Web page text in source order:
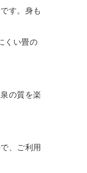
す。身も
くい畳の
の質を楽
、ご利用